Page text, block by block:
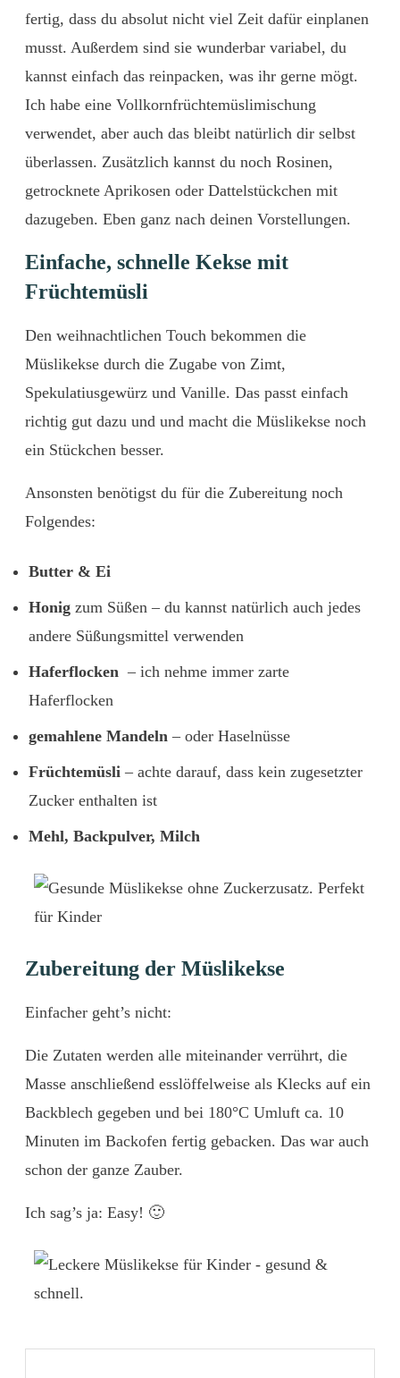
fertig, dass du absolut nicht viel Zeit dafür einplanen
musst. Außerdem sind sie wunderbar variabel, du
kannst einfach das reinpacken, was ihr gerne mögt.
Ich habe eine Vollkornfrüchtemüslimischung
verwendet, aber auch das bleibt natürlich dir selbst
überlassen. Zusätzlich kannst du noch Rosinen,
getrocknete Aprikosen oder Dattelstückchen mit
dazugeben. Eben ganz nach deinen Vorstellungen.
Einfache, schnelle Kekse mit
Früchtemüsli
Den weihnachtlichen Touch bekommen die
Müslikekse durch die Zugabe von Zimt,
Spekulatiusgewürz und Vanille. Das passt einfach
richtig gut dazu und und macht die Müslikekse noch
ein Stückchen besser.
Ansonsten benötigst du für die Zubereitung noch
Folgendes:
Butter & Ei
Honig zum Süßen – du kannst natürlich auch jedes
andere Süßungsmittel verwenden
Haferflocken – ich nehme immer zarte
Haferflocken
gemahlene Mandeln – oder Haselnüsse
Früchtemüsli – achte darauf, dass kein zugesetzter
Zucker enthalten ist
Mehl, Backpulver, Milch
Zubereitung der Müslikekse
Einfacher geht’s nicht:
Die Zutaten werden alle miteinander verrührt, die
Masse anschließend esslöffelweise als Klecks auf ein
Backblech gegeben und bei 180°C Umluft ca. 10
Minuten im Backofen fertig gebacken. Das war auch
schon der ganze Zauber.
Ich sag’s ja: Easy! 🙂